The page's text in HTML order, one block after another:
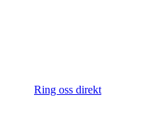
Ring oss direkt